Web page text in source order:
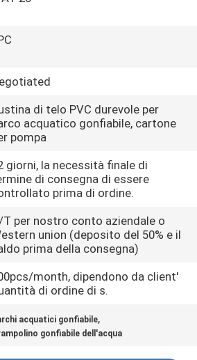
di telo PVC durevole per
acquatico gonfiabile, cartone
pompa
giorni, la necessità finale di
di consegna di essere
prima di ordine.
per nostro conto aziendale o
union (deposito del 50% e il
prima della consegna)
month, dipendono da client'
di ordine di s.
acquatici gonfiabile,
gonfiabile dell'acqua